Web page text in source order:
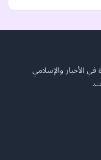
في الأخبار والإسلامي